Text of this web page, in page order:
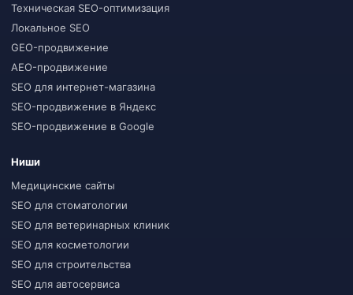
Техническая SEO-оптимизация
Локальное SEO
GEO-продвижение
AEO-продвижение
SEO для интернет-магазина
SEO-продвижение в Яндекс
SEO-продвижение в Google
Ниши
Медицинские сайты
SEO для стоматологии
SEO для ветеринарных клиник
SEO для косметологии
SEO для строительства
SEO для автосервиса